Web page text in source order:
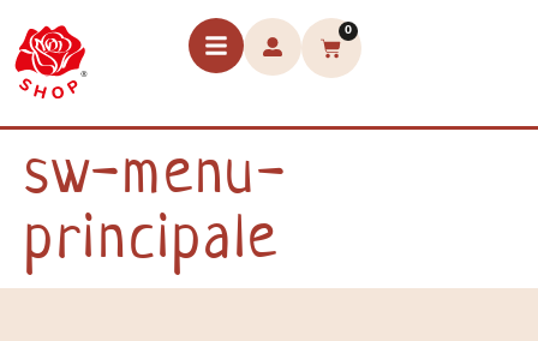
0
sw-menu-
principale